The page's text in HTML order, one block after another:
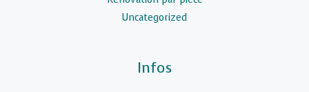
Uncategorized
Infos